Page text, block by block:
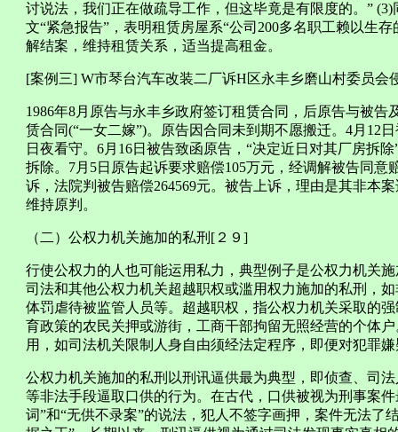
讨说法，我们正在做疏导工作，但这毕竟是有限度的。”
文“紧急报告”，表明租赁房屋系“公司200多名职工赖以生
解结案，维持租赁关系，适当提高租金。
[案例三] W市琴台汽车改装二厂诉H区永丰乡磨山村委员会
1986年8月原告与永丰乡政府签订租赁合同，后原告与被告
赁合同(“一女二嫁”)。原告因合同未到期不愿搬迁。4月12
日夜看守。6月16日被告致函原告，“决定近日对其厂房拆
拆除。7月5日原告起诉要求赔偿105万元，经调解被告同意
诉，法院判被告赔偿264569元。被告上诉，理由是其非本
维持原判。
（二）公权力机关施加的私刑[２９]
行使公权力的人也可能运用私力，典型例子是公权力机关
司法和其他公权力机关超越职权或滥用权力施加的私刑，
体罚虐待被监管人员等。超越职权，指公权力机关采取的
育政策的农民关押或游街，工商干部拘留无照经营的个体
用，如司法机关限制人身自由须经法定程序，即便对犯罪
公权力机关施加的私刑以刑讯逼供最为典型，即侦查、司
等非法手段逼取口供的行为。在古代，口供被视为刑事案
词”和“无供不录案”的说法，犯人不签字画押，案件无法了